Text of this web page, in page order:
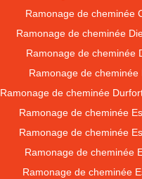
Ramonage de cheminée
Ramonage de cheminée
Ramonage de cheminée
Ramonage de cheminée
Ramonage de cheminée
Ramonage de cheminée
Ramonage de cheminée
Ramonage de cheminée
Ramonage de cheminée